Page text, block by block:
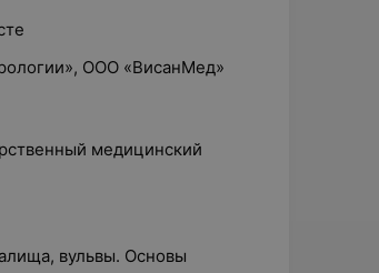
ООО «ВисанМед»
медицинский
вульвы. Основы